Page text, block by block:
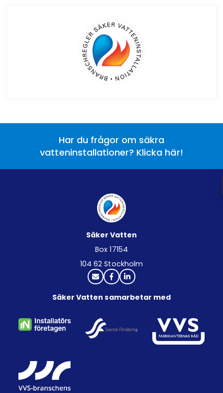
Har du frågor om säkra
vatteninstallationer? Klicka här!
Säker Vatten
Box 17154
104 62 Stockholm
Säker Vatten samarbetar med